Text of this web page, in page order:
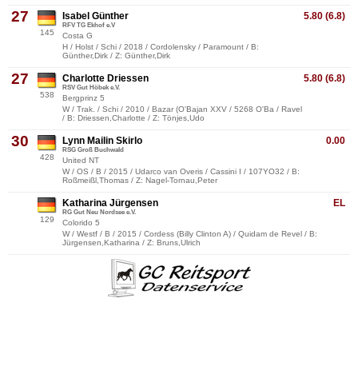
27
145
5.80 (6.8)
Isabel Günther
RFV TG Ekhof e.V
Costa G
H / Holst / Schi / 2018 / Cordolensky / Paramount / B:
Günther,Dirk / Z: Günther,Dirk
27
538
5.80 (6.8)
Charlotte Driessen
RSV Gut Höbek e.V.
Bergprinz 5
W / Trak. / Schi / 2010 / Bazar (O'Bajan XXV / 5268 O'Ba / Ravel
/ B: Driessen,Charlotte / Z: Tönjes,Udo
30
428
0.00
Lynn Mailin Skirlo
RSG Groß Buchwald
United NT
W / OS / B / 2015 / Udarco van Overis / Cassini I / 107YO32 / B:
Roßmeißl,Thomas / Z: Nagel-Tornau,Peter
129
EL
Katharina Jürgensen
RG Gut Neu Nordsee e.V.
Colorido 5
W / Westf / B / 2015 / Cordess (Billy Clinton A) / Quidam de Revel / B:
Jürgensen,Katharina / Z: Bruns,Ulrich